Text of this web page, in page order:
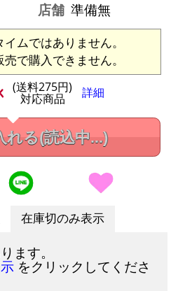
店舗 準備無
ムではありません。
で購入できません。
(送料275円)
対応商品 詳細
れる(読込中...)
在庫切のみ表示
ます。
をクリックしてくださ